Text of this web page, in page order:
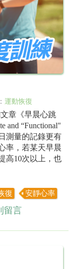
運動恢復
文章《早晨心跳
and “Functional"
測量的記錄更有
率，若某天早晨
高10次以上，也
復 安靜心率
留言